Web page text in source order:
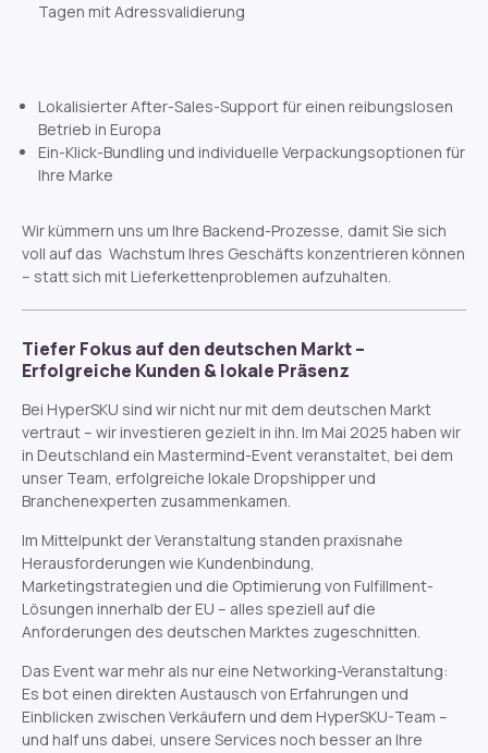
Tagen mit Adressvalidierung
Lokalisierter After-Sales-Support für einen reibungslosen
Betrieb in Europa
Ein-Klick-Bundling und individuelle Verpackungsoptionen für
Ihre Marke
Wir kümmern uns um Ihre Backend-Prozesse, damit Sie sich
voll auf das Wachstum Ihres Geschäfts konzentrieren können
– statt sich mit Lieferkettenproblemen aufzuhalten.
Tiefer Fokus auf den deutschen Markt –
Erfolgreiche Kunden & lokale Präsenz
Bei HyperSKU sind wir nicht nur mit dem deutschen Markt
vertraut – wir investieren gezielt in ihn. Im Mai 2025 haben wir
in Deutschland ein Mastermind-Event veranstaltet, bei dem
unser Team, erfolgreiche lokale Dropshipper und
Branchenexperten zusammenkamen.
Im Mittelpunkt der Veranstaltung standen praxisnahe
Herausforderungen wie Kundenbindung,
Marketingstrategien und die Optimierung von Fulfillment-
Lösungen innerhalb der EU – alles speziell auf die
Anforderungen des deutschen Marktes zugeschnitten.
Das Event war mehr als nur eine Networking-Veranstaltung:
Es bot einen direkten Austausch von Erfahrungen und
Einblicken zwischen Verkäufern und dem HyperSKU-Team –
und half uns dabei, unsere Services noch besser an Ihre